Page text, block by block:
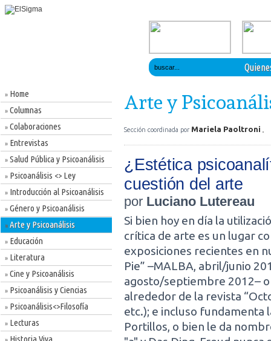
» Home
» Columnas
» Colaboraciones
» Entrevistas
» Salud Pública y Psicoanálisis
» Psicoanálisis <> Ley
» Introducción al Psicoanálisis
» Género y Psicoanálisis
» Arte y Psicoanálisis
» Educación
» Literatura
» Cine y Psicoanálisis
» Psicoanálisis y Ciencias
» Psicoanálisis<>Filosofía
» Lecturas
Historia Viva
Arte y
Sección coordinada por Mariela Paoltroni
¿Estética
cuestión del arte
por Luciano Lutereau
Si bien hoy en día la
crítica de arte es un lugar
exposiciones recientes en
Pie” –MALBA, abril/junio
agosto/septiembre 2012–
alrededor de la revista
etc.); e incluso fundamenta
Portillos, o bien le da